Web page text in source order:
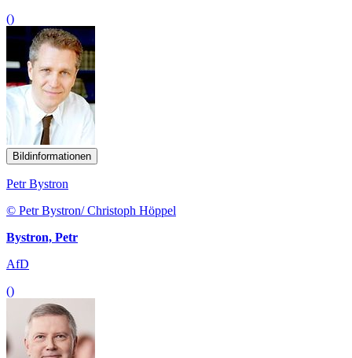
()
Bildinformationen
Petr Bystron
© Petr Bystron/ Christoph Höppel
Bystron, Petr
AfD
()